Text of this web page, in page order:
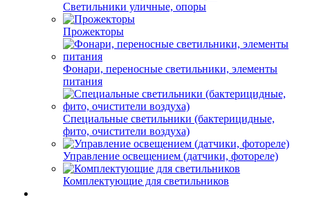
Светильники уличные, опоры
Прожекторы
Фонари, переносные светильники, элементы
питания
Специальные светильники (бактерицидные,
фито, очистители воздуха)
Управление освещением (датчики, фотореле)
Комплектующие для светильников